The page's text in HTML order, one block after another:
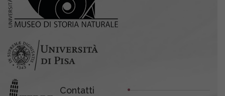
Contatti